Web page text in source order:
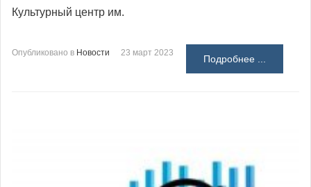
Культурный центр им.
Опубликовано в Новости 23 март 2023
Подробнее ...